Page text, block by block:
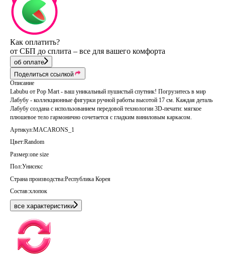
Как оплатить?
от СБП до сплита – все для вашего комфорта
об оплате
Поделиться ссылкой
Описание
Labubu от Pop Mart - ваш уникальный пушистый спутник! Погрузитесь в мир
Лабубу - коллекционные фигурки ручной работы высотой 17 см. Каждая деталь
Лабубу создана с использованием передовой технологии 3D-печати: мягкое
плюшевое тело гармонично сочетается с гладким виниловым каркасом.
Артикул:MACARONS_1
Цвет:Random
Размер:one size
Пол:Унисекс
Страна производства:Республика Корея
Состав:хлопок
все характеристики